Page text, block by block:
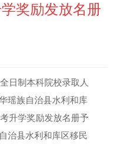
奖励发放名册
日制本科院校录取人
瑶族自治县水利和库
升学奖励发放名册予
治县水利和库区移民